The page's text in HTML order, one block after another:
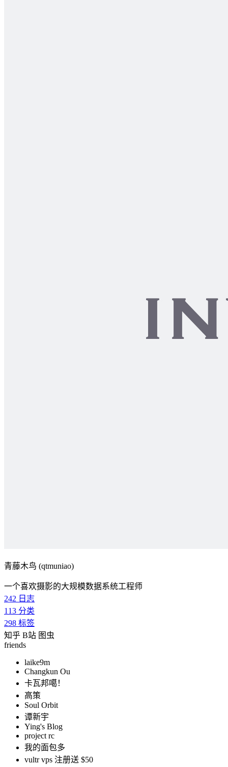
青藤木鸟 (qtmuniao)
一个喜欢摄影的大规模数据系统工程师
242 日志
113 分类
298 标签
知乎 B站 图虫
friends
laike9m
Changkun Ou
卡瓦邦噶！
高策
Soul Orbit
谭新宇
Ying's Blog
project rc
我的面包多
vultr vps 注册送 $50